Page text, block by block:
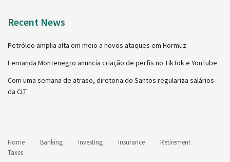
Recent News
Petróleo amplia alta em meio a novos ataques em Hormuz
Fernanda Montenegro anuncia criação de perfis no TikTok e YouTube
Com uma semana de atraso, diretoria do Santos regulariza salários
da CLT
Home Banking Investing Insurance
Retirement
Taxes